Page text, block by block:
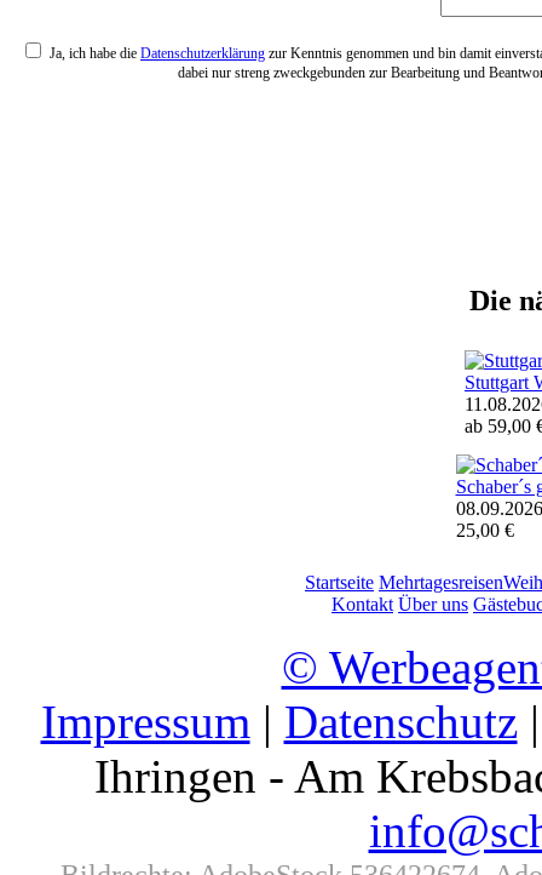
Ja, ich habe die Datenschutzerklärung zur Kenntnis genommen und bin damit
dabei nur streng zweckgebunden zur Bearbeitung und
Die
Stuttgart
ab 59,00
08.09.2026
25,00 €
Startseite Mehrtagesreisen
Kontakt Über uns
©
Impressum | Datenschutz|
Ihringen - Am